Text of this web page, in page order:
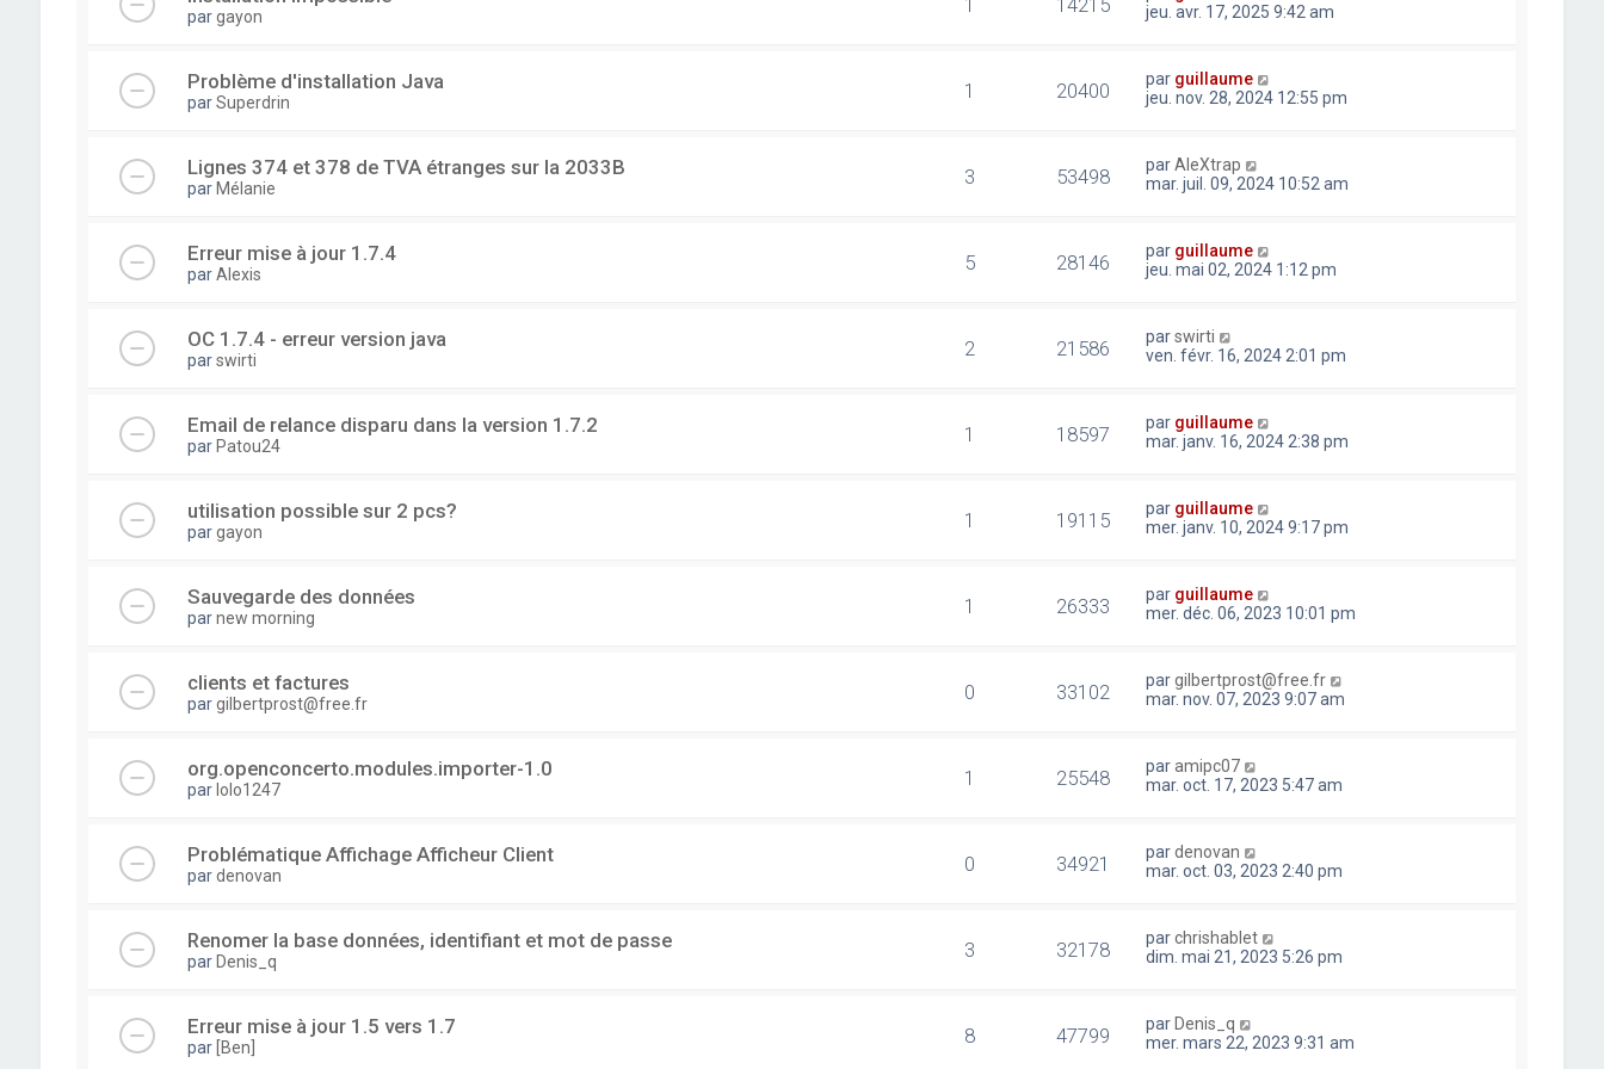
pargayon
jeu. avr. 17, 2025 9:42 am
Problème d'installation Java
parSuperdrin 1 20400 par guillaume
jeu. nov. 28, 2024 12:55 pm
Lignes 374 et 378 de TVA étranges sur la 2033B
par Mélanie 3 53498 parAleXtrap
mar. juil. 09, 2024 10:52 am
Erreur mise à jour 1.7.4
parAlexis 5 28146 par guillaume
jeu. mai 02, 2024 1:12 pm
OC 1.7.4 - erreur version java
parswirti 2 21586 parswirti
ven. févr. 16, 2024 2:01 pm
Email de relance disparu dans la version 1.7.2
par Patou24 1 18597 par guillaume
mar. janv. 16, 2024 2:38 pm
utilisation possible sur 2 pcs?
pargayon 1 19115 par guillaume
mer. janv. 10, 2024 9:17 pm
Sauvegarde des données
parnew morning 1 26333 par guillaume
mer. déc. 06, 2023 10:01 pm
clients et factures
pargilbertprost@free.fr 0 33102 pargilbertprost@free.fr
mar. nov. 07, 2023 9:07 am
org.openconcerto.modules.importer-1.0
par lolo1247 1 25548 paramipc07
mar. oct. 17, 2023 5:47 am
Problématique Affichage Afficheur Client
pardenovan 0 34921 pardenovan
mar. oct. 03, 2023 2:40 pm
Renomer la base données, identifiant et mot de passe
par Denis_q 3 32178 parchrishablet
dim. mai 21, 2023 5:26 pm
Erreur mise à jour 1.5 vers 1.7
par [Ben] 8 47799 par Denis_q
mer. mars 22, 2023 9:31 am